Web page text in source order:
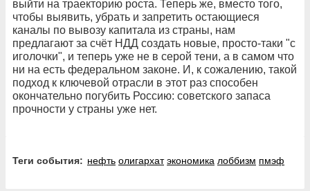
выйти на траекторию роста. Теперь же, вместо того,
чтобы выявить, убрать и запретить остающиеся
каналы по вывозу капитала из страны, нам
предлагают за счёт НДД создать новые, просто-таки "с
иголочки", и теперь уже не в серой тени, а в самом что
ни на есть федеральном законе. И, к сожалению, такой
подход к ключевой отрасли в этот раз способен
окончательно погубить Россию: советского запаса
прочности у страны уже нет.
Теги события: нефть олигархат экономика лоббизм пмэф